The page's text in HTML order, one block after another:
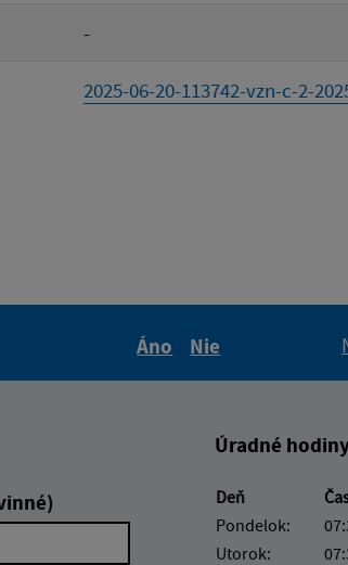
-
2025-06-20-113742-vzn-c-2-
Áno
Nie
Úradné
Deň
Pondelok:
Utorok: